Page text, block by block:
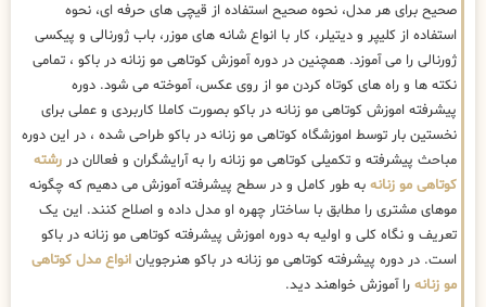
صحیح برای هر مدل، نحوه صحیح استفاده از قیچی های حرفه ای، نحوه
استفاده از کلیپر و دیتیلر، کار با انواع شانه های موزر، باب ژورنالی و پیکسی
ژورنالی را می آموزد. همچنین در دوره آموزش کوتاهی مو زنانه در باکو ، تمامی
نکته ها و راه های کوتاه کردن مو از روی عکس، آموخته می شود. دوره
پیشرفته اموزش کوتاهی مو زنانه در باکو بصورت کاملا کاربردی و عملی برای
نخستین بار توسط اموزشگاه کوتاهی مو زنانه در باکو طراحی شده ، در این دوره
مباحث پیشرفته و تکمیلی کوتاهی مو زنانه را به آرایشگران و فعالان در رشته
کوتاهی مو زنانه به طور کامل و در سطح پیشرفته آموزش می دهیم که چگونه
موهای مشتری را مطابق با ساختار چهره او مدل داده و اصلاح کنند. این یک
تعریف و نگاه کلی و اولیه به دوره اموزش پیشرفته کوتاهی مو زنانه در باکو
است. در دوره پیشرفته کوتاهی مو زنانه در باکو هنرجویان انواع مدل کوتاهی
مو زنانه را آموزش خواهند دید.